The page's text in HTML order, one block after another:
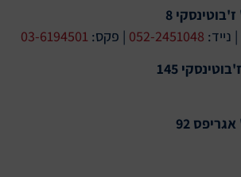
8
| נייד: 052-2451048 | פקס: 03-6194501
145
92